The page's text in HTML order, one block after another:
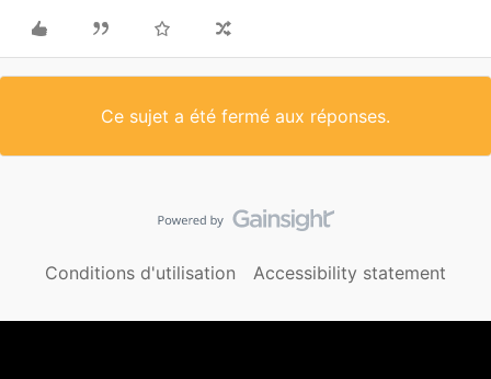
Ce sujet a été fermé aux réponses.
Conditions d'utilisation Accessibility statement